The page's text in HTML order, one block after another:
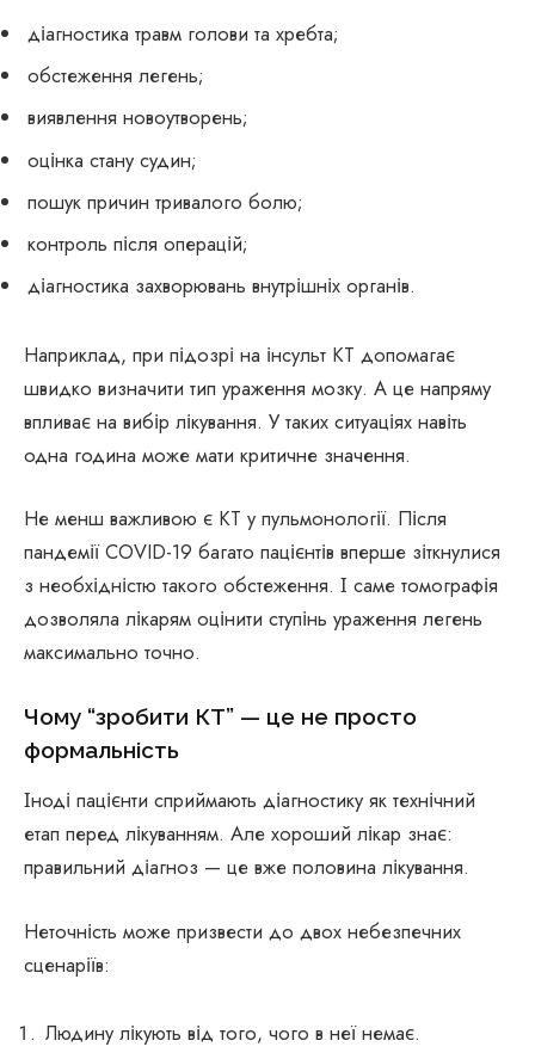
діагностика травм голови та хребта;
обстеження легень;
виявлення новоутворень;
оцінка стану судин;
пошук причин тривалого болю;
контроль після операцій;
діагностика захворювань внутрішніх органів.
Наприклад, при підозрі на інсульт КТ допомагає
швидко визначити тип ураження мозку. А це напряму
впливає на вибір лікування. У таких ситуаціях навіть
одна година може мати критичне значення.
Не менш важливою є КТ у пульмонології. Після
пандемії COVID-19 багато пацієнтів вперше зіткнулися
з необхідністю такого обстеження. І саме томографія
дозволяла лікарям оцінити ступінь ураження легень
максимально точно.
Чому “зробити КТ” — це не просто
формальність
Іноді пацієнти сприймають діагностику як технічний
етап перед лікуванням. Але хороший лікар знає:
правильний діагноз — це вже половина лікування.
Неточність може призвести до двох небезпечних
сценаріїв:
Людину лікують від того, чого в неї немає.